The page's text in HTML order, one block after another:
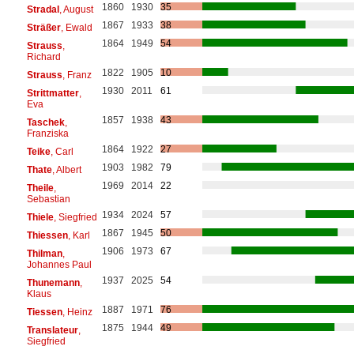
Stradal, August 1860 1930
35
Sträßer, Ewald 1867 1933
38
Strauss
Richard
1864 1949 54
Strauss , Franz 1822 1905
10
Strittmatter,
Eva
1930 2011 61
Taschek,
Franziska
1857 1938 43
Teike, Carl 1864 1922
27
Thate, Albert 1903 1982
79
Theile,
Sebastian
1969 2014 22
Thiele, Siegfried 1934 2024
57
Thiessen, Karl 1867 1945
50
Thilman,
Johannes Paul
1906 1973 67
Thunemann,
Klaus
1937 2025 54
Tiessen, Heinz 1887 1971
76
Translateur,
Siegfried
1875 1944 49